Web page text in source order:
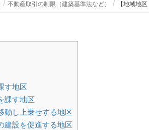
不動産取引の制限（建築基準法など） 【地域地
す地区
課す地区
動し上乗せする地区
建設を促進する地区